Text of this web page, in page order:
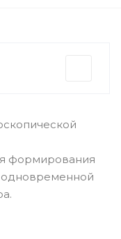
формирования
одновременной